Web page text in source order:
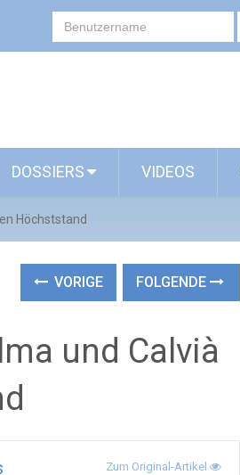
DOSSIERS VIDEOS
Höchststand
VORIGE FOLGENDE
und Calvià
Zum Original-Artikel